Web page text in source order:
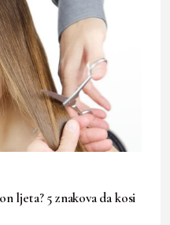
ljeta? 5 znakova da kosi